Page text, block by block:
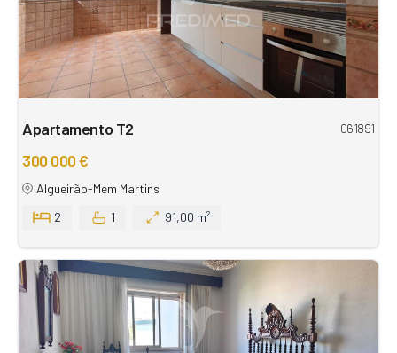
Apartamento T2 061891
300 000 €
Algueirão-Mem Martins
2
1 91,00 m²